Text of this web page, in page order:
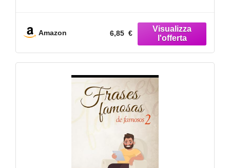
Amazon 6,85 €